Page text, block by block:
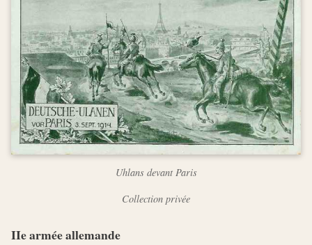
Uhlans devant Paris
Collection privée
IIe armée allemande